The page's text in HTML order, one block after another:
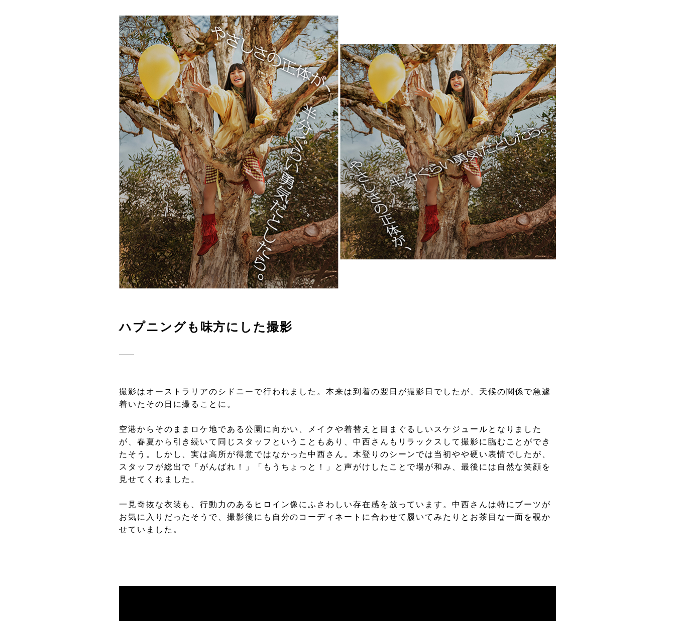
ハプニングも味方にした撮影
撮影はオーストラリアのシドニーで行われました。本来は到着の翌日が撮影日でしたが、天候の関係で急遽
着いたその日に撮ることに。
空港からそのままロケ地である公園に向かい、メイクや着替えと目まぐるしいスケジュールとなりました
が、春夏から引き続いて同じスタッフということもあり、中西さんもリラックスして撮影に臨むことができ
たそう。しかし、実は高所が得意ではなかった中西さん。木登りのシーンでは当初やや硬い表情でしたが、
スタッフが総出で「がんばれ！」「もうちょっと！」と声がけしたことで場が和み、最後には自然な笑顔を
見せてくれました。
一見奇抜な衣装も、行動力のあるヒロイン像にふさわしい存在感を放っています。中西さんは特にブーツが
お気に入りだったそうで、撮影後にも自分のコーディネートに合わせて履いてみたりとお茶目な一面を覗か
せていました。